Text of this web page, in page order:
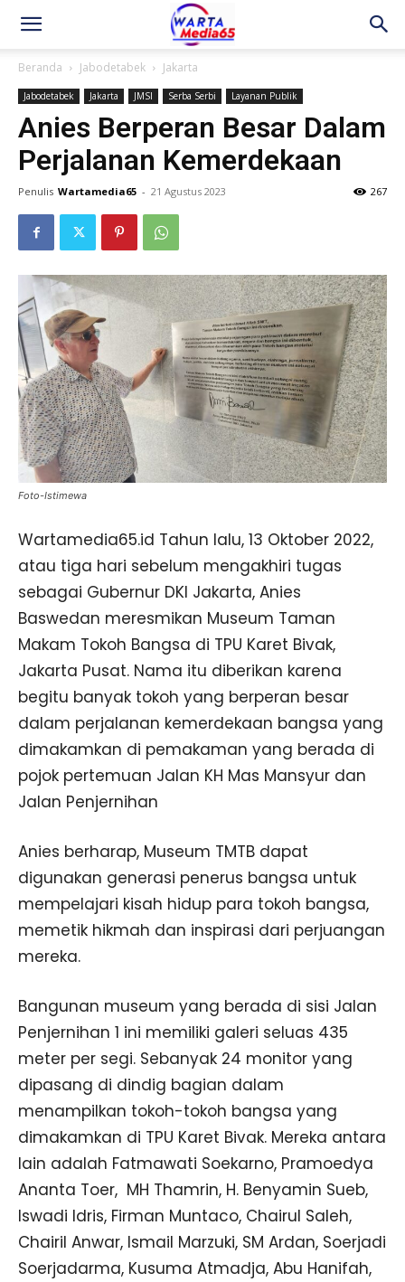
Beranda Jabodetabek Jakarta
Jabodetabek Jakarta JMSI Serba Serbi Layanan Publik
Anies Berperan Besar Dalam
Perjalanan Kemerdekaan
Penulis Wartamedia65 - 21 Agustus 2023 267
Foto-Istimewa
Wartamedia65.id Tahun lalu, 13 Oktober 2022,
atau tiga hari sebelum mengakhiri tugas
sebagai Gubernur DKI Jakarta, Anies
Baswedan meresmikan Museum Taman
Makam Tokoh Bangsa di TPU Karet Bivak,
Jakarta Pusat. Nama itu diberikan karena
begitu banyak tokoh yang berperan besar
dalam perjalanan kemerdekaan bangsa yang
dimakamkan di pemakaman yang berada di
pojok pertemuan Jalan KH Mas Mansyur dan
Jalan Penjernihan
Anies berharap, Museum TMTB dapat
digunakan generasi penerus bangsa untuk
mempelajari kisah hidup para tokoh bangsa,
memetik hikmah dan inspirasi dari perjuangan
mereka.
Bangunan museum yang berada di sisi Jalan
Penjernihan 1 ini memiliki galeri seluas 435
meter per segi. Sebanyak 24 monitor yang
dipasang di dindig bagian dalam
menampilkan tokoh-tokoh bangsa yang
dimakamkan di TPU Karet Bivak. Mereka antara
lain adalah Fatmawati Soekarno, Pramoedya
Ananta Toer, MH Thamrin, H. Benyamin Sueb,
Iswadi Idris, Firman Muntaco, Chairul Saleh,
Chairil Anwar, Ismail Marzuki, SM Ardan, Soerjadi
Soerjadarma, Kusuma Atmadja, Abu Hanifah,